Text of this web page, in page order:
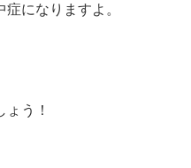
になりますよ。
う！